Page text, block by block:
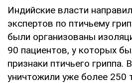
Индийские власти
экспертов по птичьему
были организованы
90 пациентов, у которых
признаки птичьего гриппа.
уничтожили уже более 250